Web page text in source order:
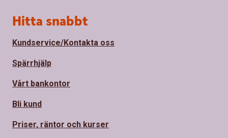
Sidfot
Hitta snabbt
Kundservice/Kontakta oss
Spärrhjälp
Vårt bankontor
Bli kund
Priser, räntor och kurser